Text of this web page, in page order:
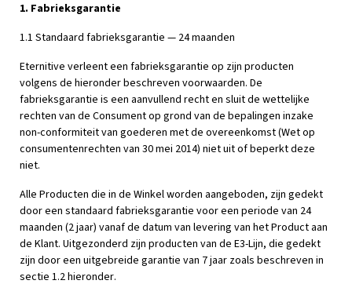
1. Fabrieksgarantie
1.1 Standaard fabrieksgarantie — 24 maanden
Eternitive verleent een fabrieksgarantie op zijn producten
volgens de hieronder beschreven voorwaarden. De
fabrieksgarantie is een aanvullend recht en sluit de wettelijke
rechten van de Consument op grond van de bepalingen inzake
non-conformiteit van goederen met de overeenkomst (Wet op
consumentenrechten van 30 mei 2014) niet uit of beperkt deze
niet.
Alle Producten die in de Winkel worden aangeboden, zijn gedekt
door een standaard fabrieksgarantie voor een periode van 24
maanden (2 jaar) vanaf de datum van levering van het Product aan
de Klant. Uitgezonderd zijn producten van de E3-Lijn, die gedekt
zijn door een uitgebreide garantie van 7 jaar zoals beschreven in
sectie 1.2 hieronder.